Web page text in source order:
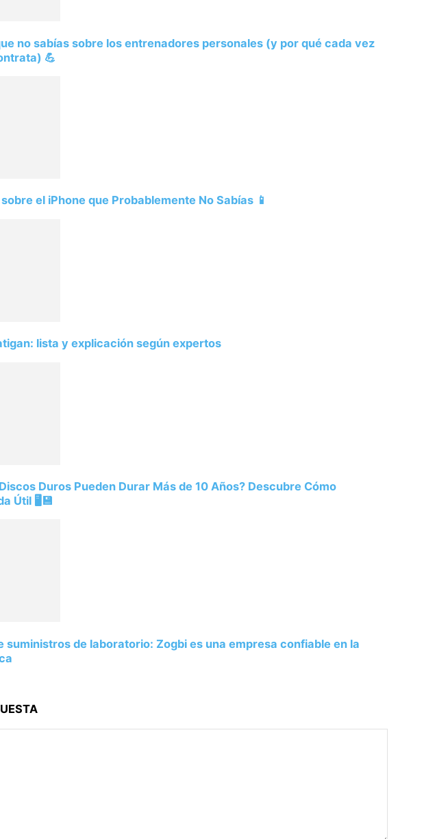
no sabías sobre los entrenadores personales (y por qué cada vez
💪
el iPhone que Probablemente No Sabías 📱
lista y explicación según expertos
Duros Pueden Durar Más de 10 Años? Descubre Cómo
Útil 🖥️💾
suministros de laboratorio: Zogbi es una empresa confiable en la